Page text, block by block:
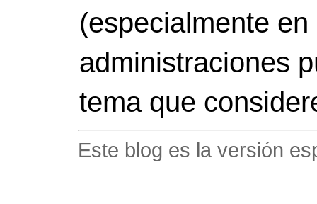
(especialmente
administraciones
tema que
Este blog es la versión